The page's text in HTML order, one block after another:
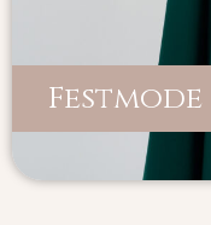
Festmode